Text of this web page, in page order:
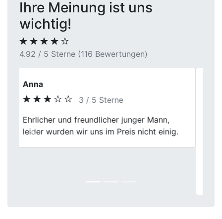
Ihre Meinung ist uns
wichtig!
4.92 / 5 Sterne (116 Bewertungen)
Lisa Klein
5 / 5 Sterne
Mein Verkauf an First Car Center in Hemer
war echt eine gute Entscheidung. Die
Previous